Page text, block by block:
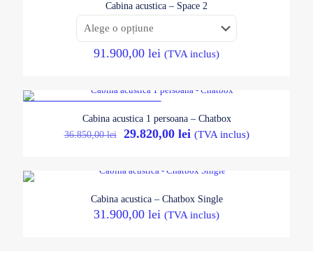
Cabina acustica – Space 2
91.900,00 lei (TVA inclus)
PRODUS EXPUS IN SHOWROOM
Cabina acustica 1 persoana – Chatbox
36.850,00lei
Prețul
fost:
29.820,00 leiPrețul
29.820,00 lei.
(TVA inclus)
Cabina acustica – Chatbox Single
31.900,00 lei (TVA inclus)